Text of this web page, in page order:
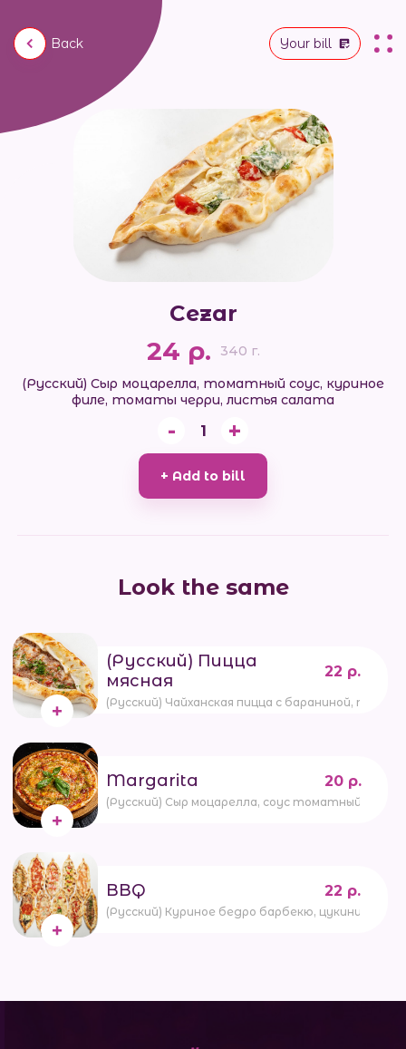
Back Your bill
Cezar
24 р.
340 г.
(Русский) Сыр моцарелла, томатный соус, куриное
филе, томаты черри, листья салата
- 1 +
+ Add to bill
Look the same
(Русский) Пицца
мясная
22 р.
(Русский) Чайханская пицца с бараниной,
Margarita 20 р.
(Русский) Сыр моцарелла, соус томатный,
BBQ 22 р.
(Русский) Куриное бедро барбекю, цукини,